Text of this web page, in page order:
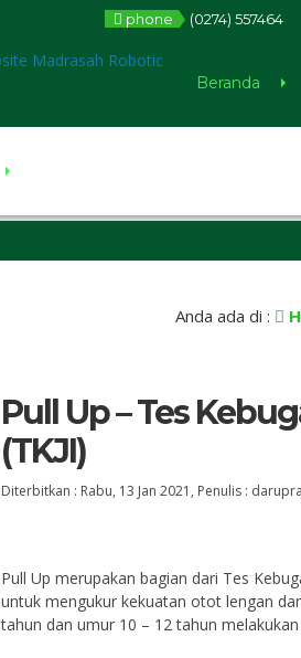
phone (0274) 557464
Beranda
Anda ada di :
Pull Up – Tes
(TKJI)
Diterbitkan : Rabu, 13 Jan 2021 , Penulis :
Pull Up merupakan bagian dari Tes
untuk mengukur kekuatan otot lengan
tahun dan umur 10 – 12 tahun